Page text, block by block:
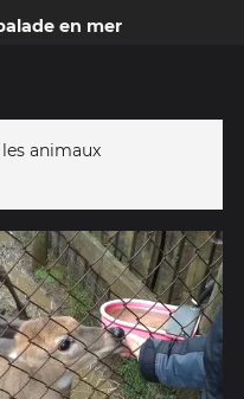
en mer
animaux